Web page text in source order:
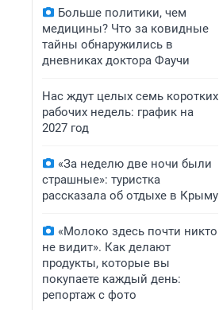
Больше политики, чем
медицины? Что за ковидные
тайны обнаружились в
дневниках доктора Фаучи
Нас ждут целых семь коротких
рабочих недель: график на
2027 год
«За неделю две ночи были
страшные»: туристка
рассказала об отдыхе в Крыму
«Молоко здесь почти никто
не видит». Как делают
продукты, которые вы
покупаете каждый день:
репортаж с фото